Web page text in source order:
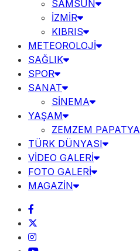
SAMSUN
İZMİR
KIBRIS
METEOROLOJİ
SAĞLIK
SPOR
SANAT
SİNEMA
YAŞAM
ZEMZEM PAPATYA
TÜRK DÜNYASI
VİDEO GALERİ
FOTO GALERİ
MAGAZİN